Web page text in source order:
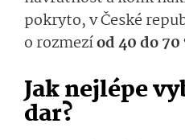
pokryto, v České
o rozmezíod 40 do 70
Jak nejlépe
dar?